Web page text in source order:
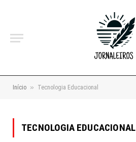
Início » Tecnologia Educacional
TECNOLOGIA EDUCACIONAL